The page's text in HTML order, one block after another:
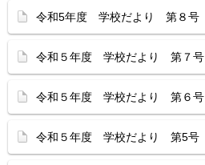
令和5年度 学校だより 第８号
令和５年度 学校だより 第７号
令和５年度 学校だより 第６号
令和５年度 学校だより 第5号